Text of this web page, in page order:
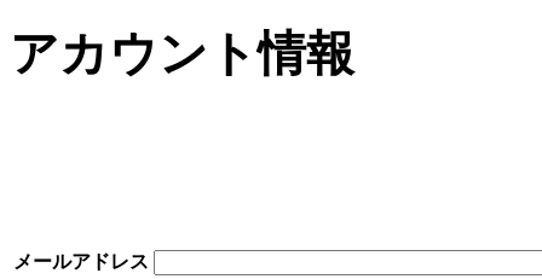
アカウント情報
メールアドレス